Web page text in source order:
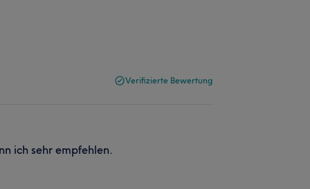
Verifizierte Bewertung
ich sehr empfehlen.